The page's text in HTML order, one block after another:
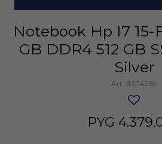
Notebook Hp I7 15-
GB DDR4 512 GB
Silver
BS74269
PYG